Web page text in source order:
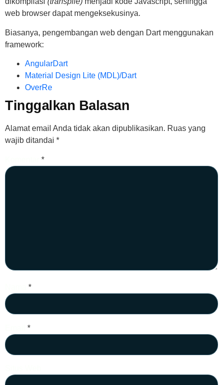
web browser dapat mengeksekusinya.
Biasanya, pengembangan web dengan Dart menggunakan
framework:
AngularDart
Material Design Lite (MDL)/Dart
OverRe
Tinggalkan Balasan
Alamat email Anda tidak akan dipublikasikan. Ruas yang
wajib ditandai *
*
*
*